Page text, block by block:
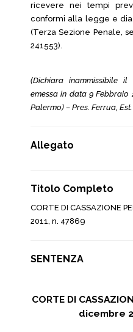
ricevere nei tempi
conformi alla legge e
(Terza Sezione Penale,
241553).
(Dichiara inammissibile
emessa in data 9
Palermo) – Pres. Ferrua,
Allegato
Titolo Completo
CORTE DI CASSAZIONE
2011, n. 47869
SENTENZA
CORTE DI
dicembre